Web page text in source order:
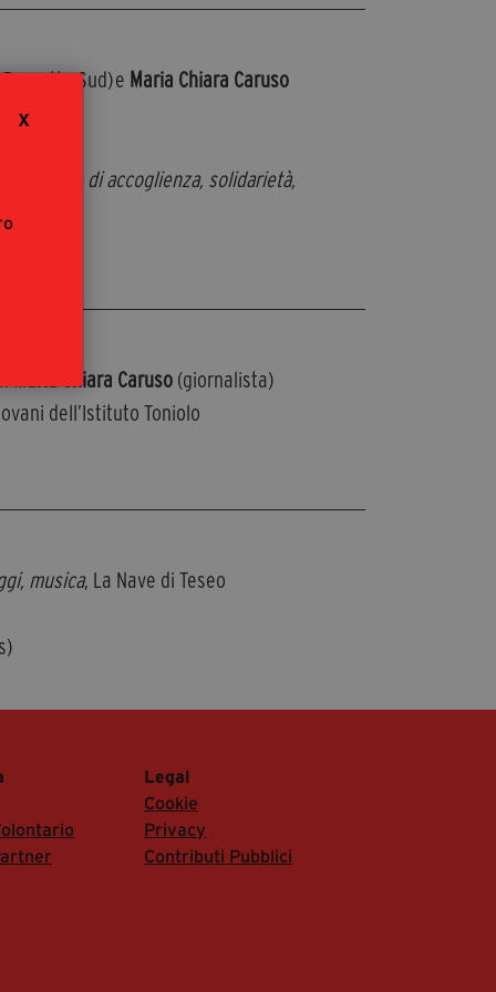
X
segreteria@tramefestival.it
+39 346 954 4078
Sud) e Maria Chiara Caruso
25 storie di accoglienza, solidarietà,
Maria Chiara Caruso (giornalista)
dell’Istituto Toniolo
musica, La Nave di Teseo
Legal
Cookie
Privacy
Contributi Pubblici